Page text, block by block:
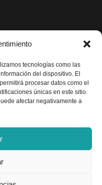
tecnologías como las
del dispositivo. El
procesar datos como el
únicas en este sitio.
afectar negativamente a